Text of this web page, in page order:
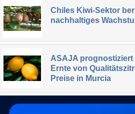
Chiles Kiwi-Sektor
nachhaltiges
ASAJA prognostiziert
Ernte von
Preise in Murcia